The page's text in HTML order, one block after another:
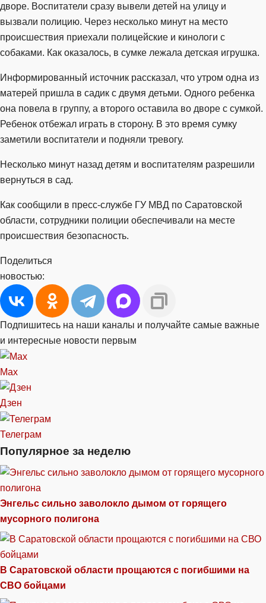
дворе. Воспитатели сразу вывели детей на улицу и
вызвали полицию. Через несколько минут на место
происшествия приехали полицейские и кинологи с
собаками. Как оказалось, в сумке лежала детская игрушка.
Информированный источник рассказал, что утром одна из
матерей пришла в садик с двумя детьми. Одного ребенка
она повела в группу, а второго оставила во дворе с сумкой.
Ребенок отбежал играть в сторону. В это время сумку
заметили воспитатели и подняли тревогу.
Несколько минут назад детям и воспитателям разрешили
вернуться в сад.
Как сообщили в пресс-службе ГУ МВД по Саратовской
области, сотрудники полиции обеспечивали на месте
происшествия безопасность.
Поделиться
новостью:
Подпишитесь на наши каналы и получайте самые важные
и интересные новости первым
Max
Дзен
Телеграм
Популярное за неделю
Энгельс сильно заволокло дымом от горящего
мусорного полигона
В Саратовской области прощаются с погибшими на
СВО бойцами